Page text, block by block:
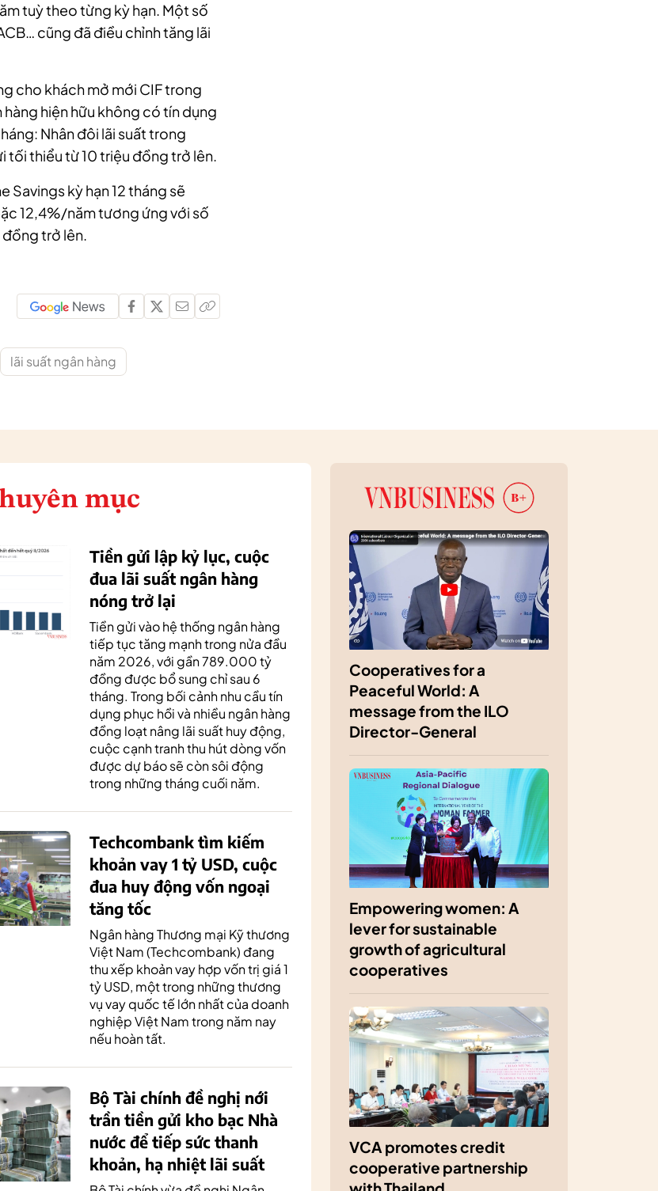
tuỳ theo từng kỳ hạn. Một số
cũng đã điều chỉnh tăng lãi
cho khách mở mới CIF trong
hiện hữu không có tín dụng
Nhân đôi lãi suất trong
tối thiểu từ 10 triệu đồng trở lên.
kỳ hạn 12 tháng sẽ
12,4%/năm tương ứng với số
trở lên.
lãi suất ngân hàng
mục
Tiền gửi lập kỷ lục, cuộc
đua lãi suất ngân hàng
nóng trở lại
Tiền gửi vào hệ thống ngân hàng
tiếp tục tăng mạnh trong nửa đầu
năm 2026, với gần 789.000 tỷ
đồng được bổ sung chỉ sau 6
tháng. Trong bối cảnh nhu cầu tín
dụng phục hồi và nhiều ngân hàng
đồng loạt nâng lãi suất huy động,
cuộc cạnh tranh thu hút dòng vốn
được dự báo sẽ còn sôi động
trong những tháng cuối năm.
Techcombank tìm kiếm
khoản vay 1 tỷ USD, cuộc
đua huy động vốn ngoại
tăng tốc
Ngân hàng Thương mại Kỹ thương
Việt Nam (Techcombank) đang
thu xếp khoản vay hợp vốn trị giá 1
tỷ USD, một trong những thương
vụ vay quốc tế lớn nhất của doanh
nghiệp Việt Nam trong năm nay
nếu hoàn tất.
Bộ Tài chính đề nghị nới
trần tiền gửi kho bạc Nhà
nước để tiếp sức thanh
khoản, hạ nhiệt lãi suất
Cooperatives for a
Peaceful World: A
message from the ILO
Director-General
Empowering women: A
lever for sustainable
growth of agricultural
cooperatives
VCA promotes credit
cooperative partnership